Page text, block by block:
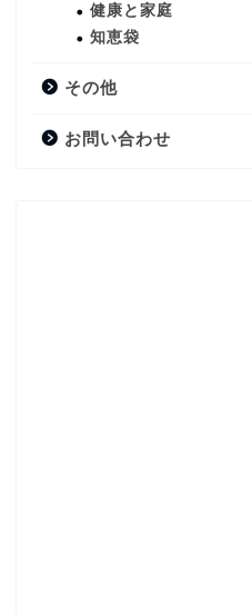
健康と家庭
知恵袋
その他
お問い合わせ